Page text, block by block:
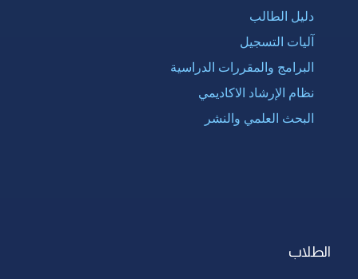
دليل الطالب
آليات التسجيل
البرامج والمقررات الدراسية
نظام الإرشاد الاكاديمي
البحث العلمي والنشر
الطلاب